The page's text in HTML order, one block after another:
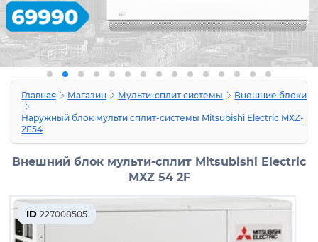
Доставка и оплата Оферта
Контакты
Главная Магазин Мульти-сплит системы Внешние блоки
Наружный блок мульти сплит-системы Mitsubishi Electric MXZ-
2F54
Внешний блок мульти-сплит Mitsubishi Electric
MXZ 54 2F
ID 227008505